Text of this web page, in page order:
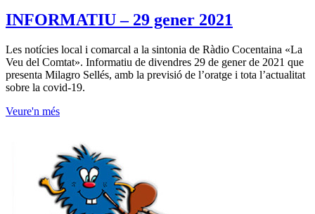
INFORMATIU – 29 gener 2021
Les notícies local i comarcal a la sintonia de Ràdio Cocentaina «La
Veu del Comtat». Informatiu de divendres 29 de gener de 2021 que
presenta Milagro Sellés, amb la previsió de l’oratge i tota l’actualitat
sobre la covid-19.
Veure'n més